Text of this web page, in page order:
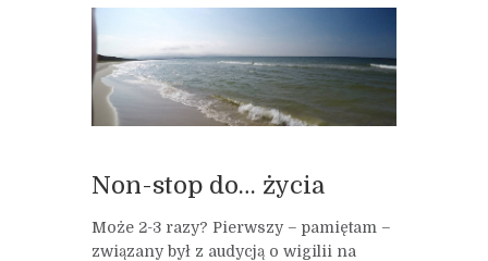
Non-stop do… życia
Może 2-3 razy? Pierwszy – pamiętam –
związany był z audycją o wigilii na